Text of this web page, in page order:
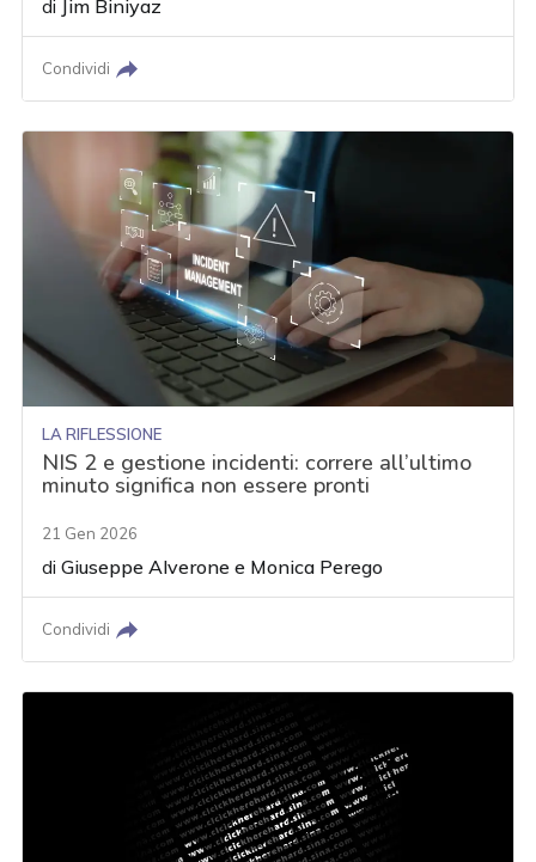
di Jim Biniyaz
Condividi
LA RIFLESSIONE
NIS 2 e gestione incidenti: correre all’ultimo
minuto significa non essere pronti
21 Gen 2026
diGiuseppe Alverone e Monica Perego
Condividi